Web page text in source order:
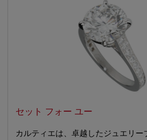
セット フォー ユー
カルティエは、卓越したジュエリー